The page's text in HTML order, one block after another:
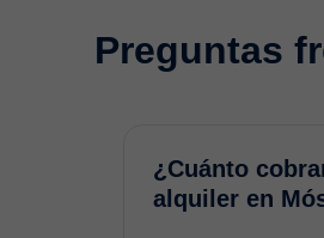
Preguntas
¿Cuánto
alquiler en